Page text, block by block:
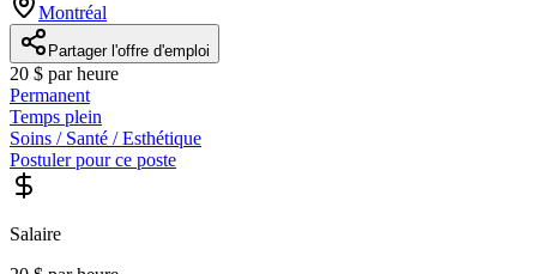
Montréal
Partager l'offre d'emploi
20 $ par heure
Permanent
Temps plein
Soins / Santé / Esthétique
Postuler pour ce poste
Salaire